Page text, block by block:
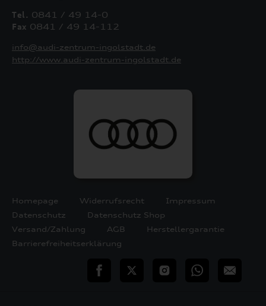
Tel. 0841 / 49 14-0
Fax 0841 / 49 14-112
info@audi-zentrum-ingolstadt.de
http://www.audi-zentrum-ingolstadt.de
Homepage Widerrufsrecht
Impressum
Datenschutz
Datenschutz Shop
Versand/Zahlung
AGB
Herstellergarantie
Barrierefreiheitserklärung
teilen Twitter InstagramWhatsApp
E-